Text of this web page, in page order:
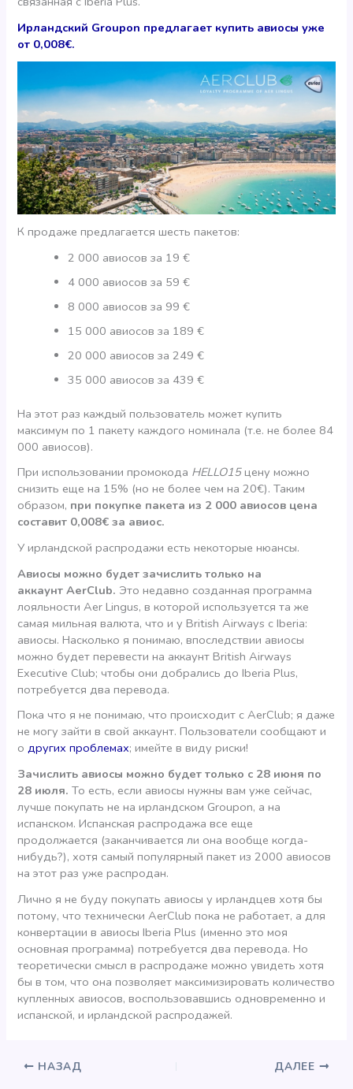
Ирландский Groupon предлагает купить авиосы уже
от 0,008€.
К продаже предлагается шесть пакетов:
2 000 авиосов за 19 €
4 000 авиосов за 59 €
8 000 авиосов за 99 €
15 000 авиосов за 189 €
20 000 авиосов за 249 €
35 000 авиосов за 439 €
На этот раз каждый пользователь может купить
максимум по 1 пакету каждого номинала (т.е. не более 84
000 авиосов).
При использовании промокода HELLO15цену можно
снизить еще на 15% (но не более чем на 20€). Таким
образом, при покупке пакета из 2 000 авиосов цена
составит 0,008€ за авиос.
У ирландской распродажи есть некоторые нюансы.
Авиосы можно будет зачислить только на
аккаунт AerClub. Это недавно созданная программа
лояльности Aer Lingus, в которой используется та же
самая мильная валюта, что и у British Airways c Iberia:
авиосы. Насколько я понимаю, впоследствии авиосы
можно будет перевести на аккаунт British Airways
Executive Club; чтобы они добрались до Iberia Plus,
потребуется два перевода.
Пока что я не понимаю, что происходит с AerClub; я даже
не могу зайти в свой аккаунт. Пользователи сообщают и
одругих проблемах; имейте в виду риски!
Зачислить авиосы можно будет только с 28 июня по
28 июля. То есть, если авиосы нужны вам уже сейчас,
лучше покупать не на ирландском Groupon, а на
испанском. Испанская распродажа все еще
продолжается (заканчивается ли она вообще когда-
нибудь?), хотя самый популярный пакет из 2000 авиосов
на этот раз уже распродан.
Лично я не буду покупать авиосы у ирландцев хотя бы
потому, что технически AerClub пока не работает, а для
конвертации в авиосы Iberia Plus (именно это моя
основная программа) потребуется два перевода. Но
теоретически смысл в распродаже можно увидеть хотя
бы в том, что она позволяет максимизировать количество
купленных авиосов, воспользовавшись одновременно и
испанской, и ирландской распродажей.
НАЗАД ДАЛЕЕ